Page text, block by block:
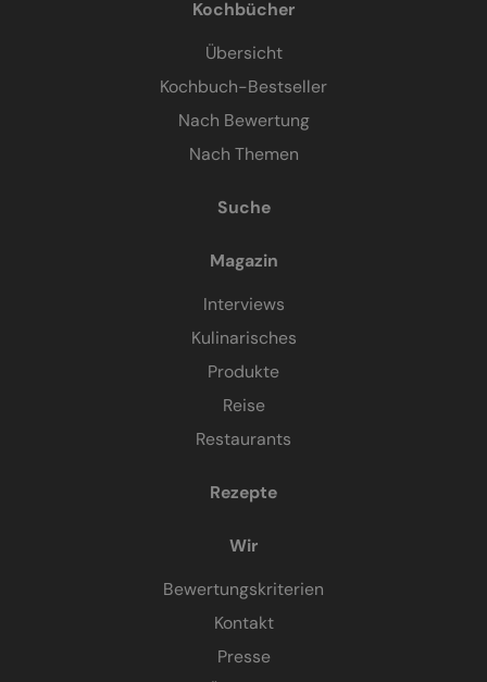
Kochbücher
Übersicht
Kochbuch-Bestseller
Nach Bewertung
Nach Themen
Suche
Magazin
Interviews
Kulinarisches
Produkte
Reise
Restaurants
Rezepte
Wir
Bewertungskriterien
Kontakt
Presse